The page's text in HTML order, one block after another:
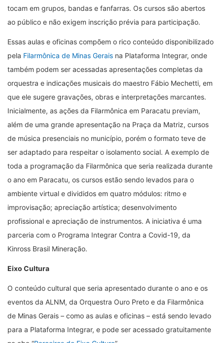
tocam em grupos, bandas e fanfarras. Os cursos são abertos
ao público e não exigem inscrição prévia para participação.
Essas aulas e oficinas compõem o rico conteúdo disponibilizado
pela Filarmônica de Minas Gerais na Plataforma Integrar, onde
também podem ser acessadas apresentações completas da
orquestra e indicações musicais do maestro Fábio Mechetti, em
que ele sugere gravações, obras e interpretações marcantes.
Inicialmente, as ações da Filarmônica em Paracatu previam,
além de uma grande apresentação na Praça da Matriz, cursos
de música presenciais no município, porém o formato teve de
ser adaptado para respeitar o isolamento social. A exemplo de
toda a programação da Filarmônica que seria realizada durante
o ano em Paracatu, os cursos estão sendo levados para o
ambiente virtual e divididos em quatro módulos: ritmo e
improvisação; apreciação artística; desenvolvimento
profissional e apreciação de instrumentos. A iniciativa é uma
parceria com o Programa Integrar Contra a Covid-19, da
Kinross Brasil Mineração.
Eixo Cultura
O conteúdo cultural que seria apresentado durante o ano e os
eventos da ALNM, da Orquestra Ouro Preto e da Filarmônica
de Minas Gerais – como as aulas e oficinas – está sendo levado
para a Plataforma Integrar, e pode ser acessado gratuitamente